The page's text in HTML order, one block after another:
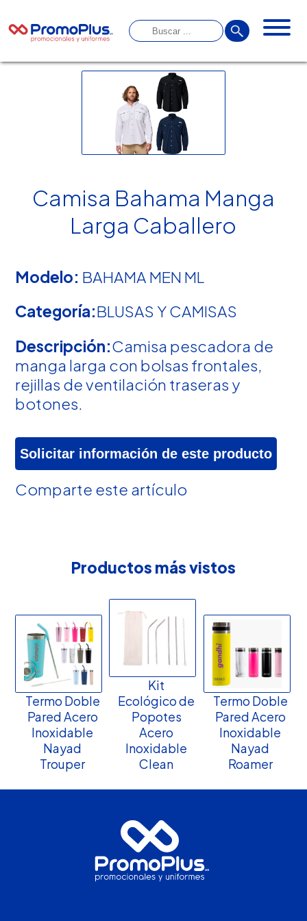
Camisa Bahama Manga
Larga Caballero
Modelo: BAHAMA MEN ML
Categoría:BLUSAS Y CAMISAS
Descripción:Camisa pescadora de
manga larga con bolsas frontales,
rejillas de ventilación traseras y
botones.
Solicitar información de este producto
Comparte este artículo
Productos más vistos
Termo Doble
Pared Acero
Inoxidable
Nayad
Trouper
Kit
Ecológico de
Popotes
Acero
Inoxidable
Clean
Termo Doble
Pared Acero
Inoxidable
Nayad
Roamer